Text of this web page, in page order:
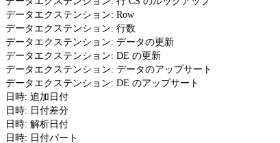
データエクステンション: Row
データエクステンション: 行数
データエクステンション: データの更新
データエクステンション: DE の更新
データエクステンション: データのアップサート
データエクステンション: DE のアップサート
日時: 追加日付
日時: 日付差分
日時: 解析日付
日時: 日付パート